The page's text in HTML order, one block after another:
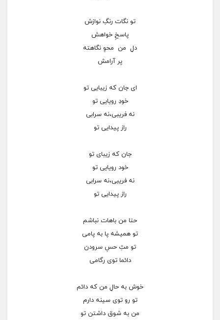
تو نگات رنگِ نوازش
پاسخِ خواهش
دلِ من محوِ نگاهته
پر آرامش
ای جان که زیبایی تو
خودِ رویایی تو
نه فریبی،نه سرابی
راز پیدایی تو
جان که زیبای تو
خود رویایی تو
نه فریبی،نه سرابی
راز پیدایی تو
حتا من باهات نباشم
تو همیشه پا به پامی
تو مثِ حسِ سرودن
دائما توی رگامی
خوش به حالِ من که دائم
تو رو توی سینه دارم
من به شوق داشتن تو